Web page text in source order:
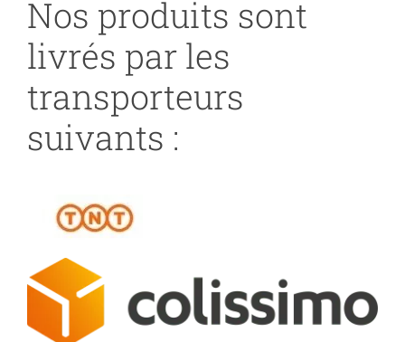
Nos produits sont
livrés par les
transporteurs
suivants :